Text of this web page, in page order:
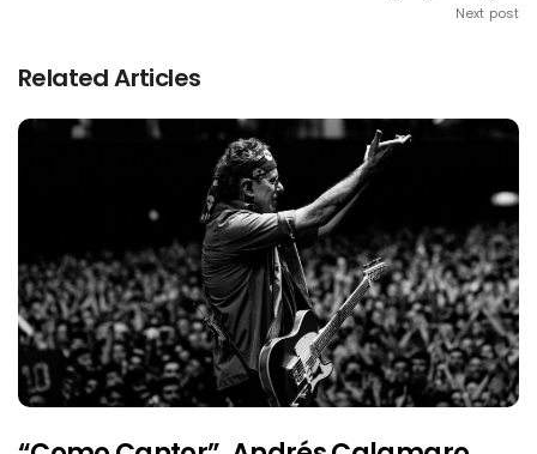
Next post
Related Articles